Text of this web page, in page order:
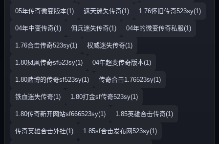
05年传奇微变版本(1) 遮天迷失传奇(1) 1.76怀旧传奇523sy(1)
04年中变传奇(1) 佣兵迷失传奇(1) 04年的微变传奇私服(1)
1.76合击传奇523sy(1) 权威迷失传奇(1)
1.80凤凰传奇sf523sy(1) 04年超变传奇版本(1)
1.80赌博的传奇sf523sy(1) 传奇合击1.76523sy(1)
铁血迷失传奇(1) 1.80打金sf传奇523sy(1)
1.80传奇新开网站sf666523sy(1) 1.85英雄合击传奇(1)
传奇英雄合击外挂(1) 1.85sf合击发布网523sy(1)